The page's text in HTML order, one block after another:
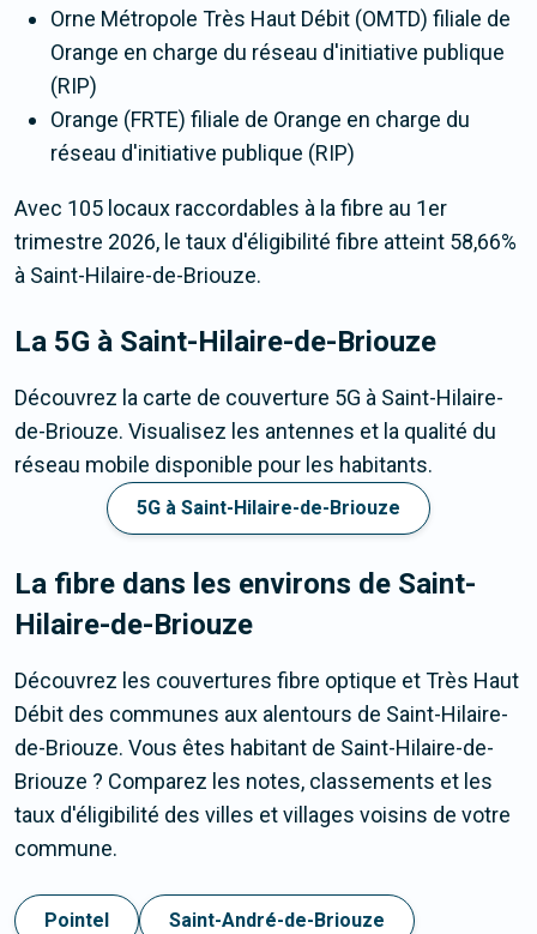
Orne Métropole Très Haut Débit (OMTD) filiale de
Orange en charge du réseau d'initiative publique
(RIP)
Orange (FRTE) filiale de Orange en charge du
réseau d'initiative publique (RIP)
Avec 105 locaux raccordables à la fibre au 1er
trimestre 2026, le taux d'éligibilité fibre atteint 58,66%
à Saint-Hilaire-de-Briouze.
La 5G à Saint-Hilaire-de-Briouze
Découvrez la carte de couverture 5G à Saint-Hilaire-
de-Briouze. Visualisez les antennes et la qualité du
réseau mobile disponible pour les habitants.
5G à Saint-Hilaire-de-Briouze
La fibre dans les environs de Saint-
Hilaire-de-Briouze
Découvrez les couvertures fibre optique et Très Haut
Débit des communes aux alentours de Saint-Hilaire-
de-Briouze. Vous êtes habitant de Saint-Hilaire-de-
Briouze ? Comparez les notes, classements et les
taux d'éligibilité des villes et villages voisins de votre
commune.
Pointel Saint-André-de-Briouze